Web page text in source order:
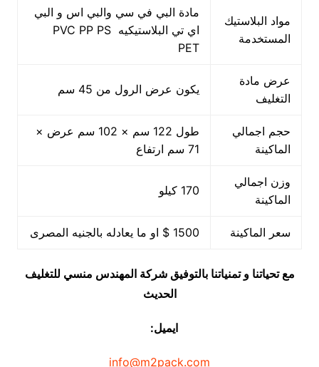
مواد البلاستيك
المستخدمة
مادة البي في سي والبي اس و البي
اي تي البلاستيكيه PVC PP PS
PET
عرض مادة
التغليف
يكون عرض الرول من 45 سم
حجم اجمالي
الماكينة
طول 122 سم × 102 سم عرض ×
71 سم ارتفاع
وزن اجمالي
الماكينة
170 كيلو
سعر الماكينة 1500 $ او ما يعادله بالجنيه المصرى
مع تحياتنا و تمنياتنا بالتوفيق شركة المهندس منسي للتغليف
الحديث
ايميل:
info@m2pack.com